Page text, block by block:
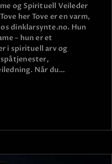
og Spirituell Veileder
her Tove er en varm,
dinklarsynte.no. Hun
– hun er et
i spirituell arv og
Når du…